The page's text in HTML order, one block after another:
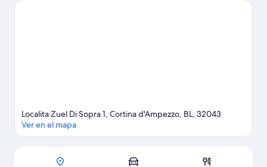
Bosconero. Diviértete en las montañas con pistas de ski cross-
Mapa
Localita Zuel Di Sopra 1, Cortina d'Ampezzo, BL, 32043
Ver en el mapa